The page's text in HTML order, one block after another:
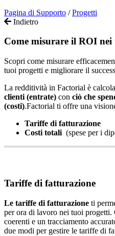
Pagina di Supporto / Progetti
Indietro
Come misurare il ROI
Scopri come misurare
tuoi progetti e migliorare il
La redditività in Factorial è
clienti (entrate) con ciò che
(costi).Factorial ti offre una
Tariffe di fatturazione
Costi totali (spese per i
Tariffe di fatturazione
Le tariffe di fatturazione ti
per ora di lavoro nei tuoi progetti.
coerenti e un tracciamento
due modi per gestire le tariffe di